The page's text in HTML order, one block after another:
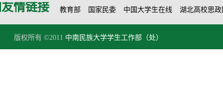
友情链接 教育部 国家民委 中国大学生在线 湖北高校思政
版权所有 ©2011 中南民族大学学生工作部（处）